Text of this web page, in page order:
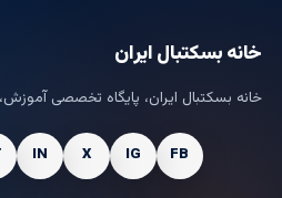
خانه بسکتبال ایران
خانه بسکتبال ایران، پایگاه تخصصی